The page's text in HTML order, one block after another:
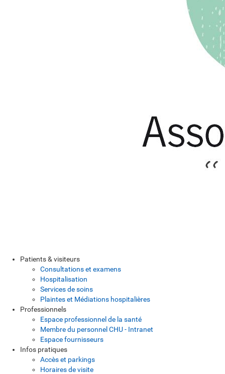
Patients & visiteurs
Consultations et examens
Hospitalisation
Services de soins
Plaintes et Médiations hospitalières
Professionnels
Espace professionnel de la santé
Membre du personnel CHU - Intranet
Espace fournisseurs
Infos pratiques
Accès et parkings
Horaires de visite